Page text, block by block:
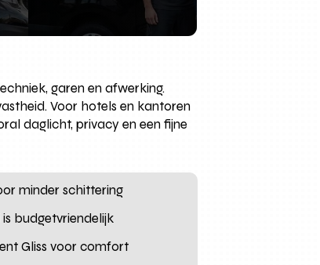
garen en afwerking.
Voor hotels en kantoren
daglicht, privacy en een fijne
minder schittering
budgetvriendelijk
Gliss voor comfort